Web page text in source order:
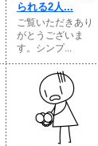
られる2人...
ご覧いただきあり
がとうございま
す。シンプ...